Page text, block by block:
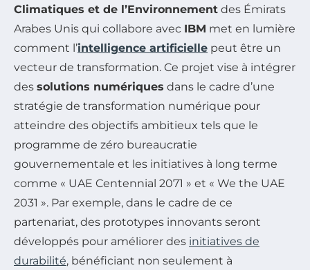
Climatiques et de l’Environnement des Émirats
Arabes Unis qui collabore avec IBM met en lumière
comment l’intelligence artificielle peut être un
vecteur de transformation. Ce projet vise à intégrer
des solutions numériques dans le cadre d’une
stratégie de transformation numérique pour
atteindre des objectifs ambitieux tels que le
programme de zéro bureaucratie
gouvernementale et les initiatives à long terme
comme « UAE Centennial 2071 » et « We the UAE
2031 ». Par exemple, dans le cadre de ce
partenariat, des prototypes innovants seront
développés pour améliorer des initiatives de
durabilité, bénéficiant non seulement à